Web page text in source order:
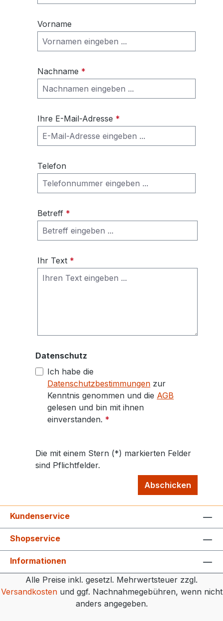
Vorname
Nachname *
Ihre E-Mail-Adresse *
Telefon
Betreff *
Ihr Text *
Datenschutz
Ich habe die
Datenschutzbestimmungen zur
Kenntnis genommen und die AGB
gelesen und bin mit ihnen
einverstanden. *
Die mit einem Stern (*) markierten Felder
sind Pflichtfelder.
Abschicken
Kundenservice
Shopservice
Informationen
Alle Preise inkl. gesetzl. Mehrwertsteuer zzgl.
Versandkostenund ggf. Nachnahmegebühren, wenn nicht
anders angegeben.